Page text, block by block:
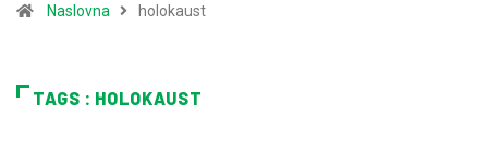
Naslovna holokaust
TAGS : HOLOKAUST